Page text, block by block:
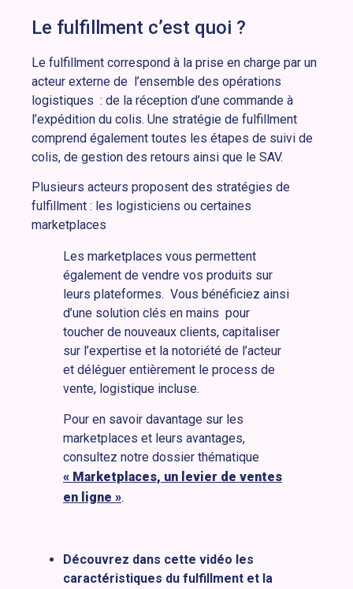
Le fulfillment c’est quoi ?
Le fulfillment correspond à la prise en charge par un
acteur externe de l’ensemble des opérations
logistiques : de la réception d’une commande à
l’expédition du colis. Une stratégie de fulfillment
comprend également toutes les étapes de suivi de
colis, de gestion des retours ainsi que le SAV.
Plusieurs acteurs proposent des stratégies de
fulfillment : les logisticiens ou certaines
marketplaces
Les marketplaces vous permettent
également de vendre vos produits sur
leurs plateformes. Vous bénéficiez ainsi
d’une solution clés en mains pour
toucher de nouveaux clients, capitaliser
sur l’expertise et la notoriété de l’acteur
et déléguer entièrement le process de
vente, logistique incluse.
Pour en savoir davantage sur les
marketplaces et leurs avantages,
consultez notre dossier thématique
« Marketplaces, un levier de ventes
en ligne ».
Découvrez dans cette vidéo les
caractéristiques du fulfillment et la